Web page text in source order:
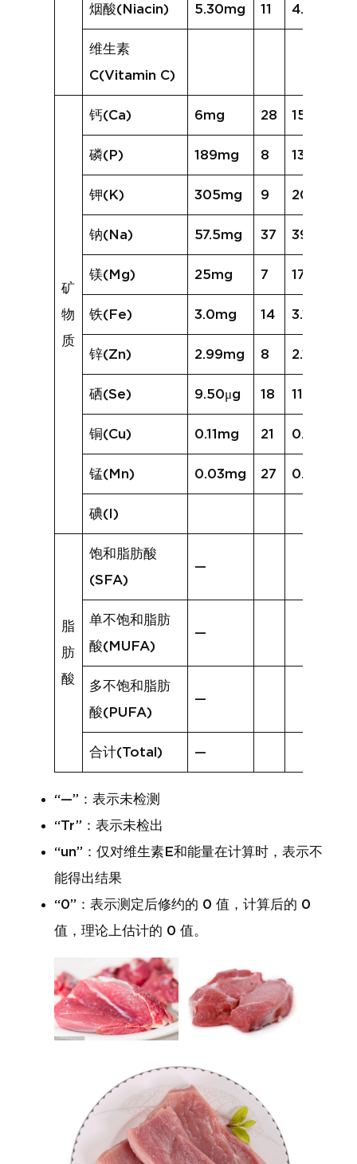
烟酸(Niacin) 5.30mg 11 4.47mg
维生素
C(Vitamin C)
矿
物
质
钙(Ca) 6mg 28 15mg
磷(P) 189mg 8 135mg
钾(K) 305mg 9 206mg
钠(Na) 57.5mg 37 392.7mg
镁(Mg) 25mg 7 17mg
铁(Fe) 3.0mg 14 3.1mg
锌(Zn) 2.99mg 8 2.12mg
硒(Se) 9.50μg 18 11.94μg
铜(Cu) 0.11mg 21 0.16mg
锰(Mn) 0.03mg 27 0.08mg
碘(I)
脂
肪
酸
饱和脂肪酸
(SFA)
—
单不饱和脂肪
酸(MUFA)
—
多不饱和脂肪
酸(PUFA)
—
合计(Total) —
“—”：表示未检测
“Tr”：表示未检出
“un”：仅对维生素E和能量在计算时，表示不
能得出结果
“0”：表示测定后修约的 0 值，计算后的 0
值，理论上估计的 0 值。